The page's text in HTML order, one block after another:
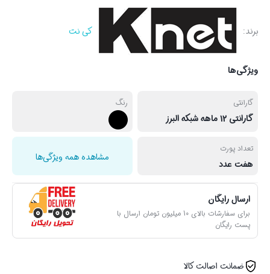
برند: کی نت
ویژگی‌ها
گارانتی
گارانتی 12 ماهه شبکه البرز
رنگ
تعداد پورت‌
هفت عدد
مشاهده همه ویژگی‌ها
ارسال رایگان
برای سفارشات بالای 10 میلیون تومان ارسال با
پست رایگان
ضمانت اصالت کالا